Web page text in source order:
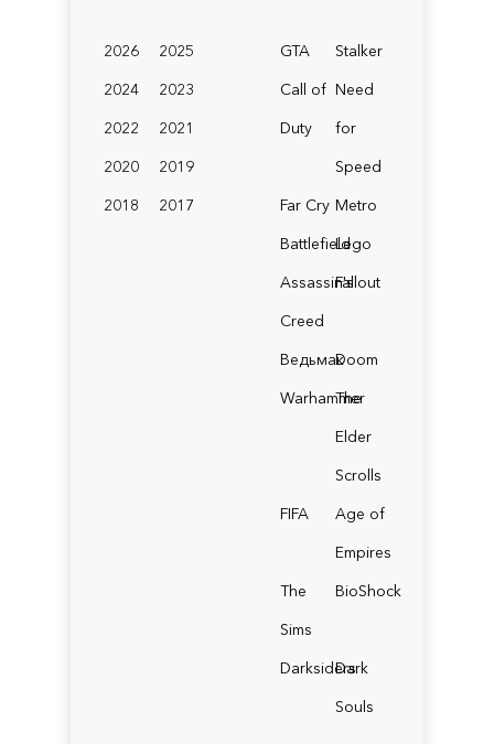
2026
2025
2024
2023
2022
2021
2020
2019
2018
2017
GTA
Stalker
Call of
Duty
Need
for
Speed
Far Cry Metro
BattlefieldLego
Assassin's
Creed
Fallout
ВедьмакDoom
Warhammer
The
Elder
Scrolls
FIFA
Age of
Empires
The
Sims
BioShock
Darksiders
Dark
Souls